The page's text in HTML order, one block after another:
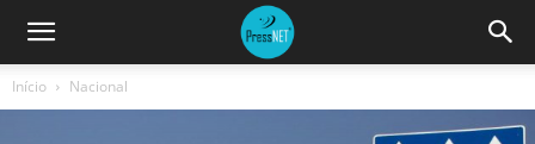
Início Nacional